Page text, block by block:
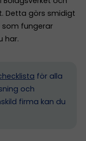
Detta görs smidigt
som fungerar
har.
för alla
och
firma kan du